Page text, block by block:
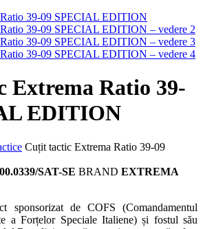
Extrema Ratio 39-
EDITION
Cuțit tactic Extrema Ratio 39-09
SAT-SE BRAND EXTREMA
sponsorizat de COFS (Comandamentul
a Forțelor Speciale Italiene) și fostul său